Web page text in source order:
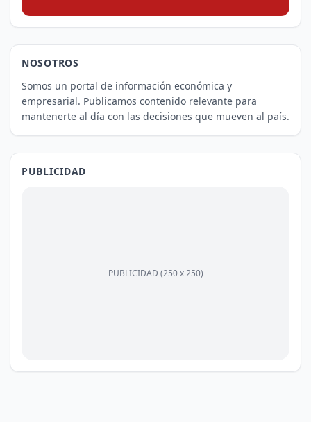
NOSOTROS
Somos un portal de información económica y
empresarial. Publicamos contenido relevante para
mantenerte al día con las decisiones que mueven al país.
PUBLICIDAD
PUBLICIDAD (250 x 250)